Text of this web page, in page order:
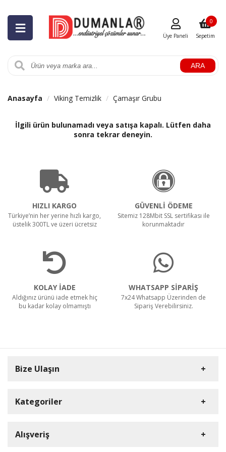
ARA
Üye Paneli Sepetim
0
Anasayfa Viking Temizlik Çamaşır Grubu
İlgili ürün bulunamadı veya satışa kapalı. Lütfen daha
sonra tekrar deneyin.
HIZLI KARGO
Türkiye’nin her yerine hızlı kargo,
üstelik 300TL ve üzeri ücretsiz
GÜVENLİ ÖDEME
Sitemiz 128Mbit SSL sertifikası ile
korunmaktadır
KOLAY İADE
Aldığınız ürünü iade etmek hiç
bu kadar kolay olmamıştı
WHATSAPP SİPARİŞ
7x24 Whatsapp Üzerinden de
Sipariş Verebilirsiniz.
Bize Ulaşın
Kategoriler
Rulopak
Alışveriş